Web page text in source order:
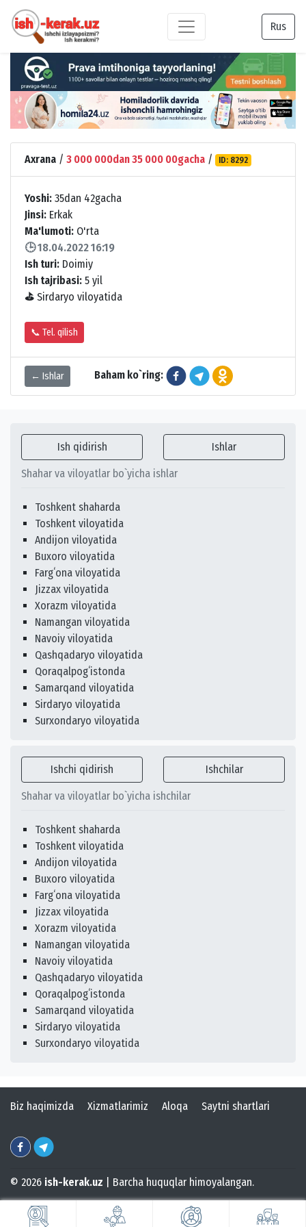
Rus
Axrana / 3 000 000dan 35 000 00gacha / ID: 8292
Yoshi: 35dan 42gacha
Jinsi: Erkak
Ma'lumoti: O'rta
🕒 18.04.2022 16:19
Ish turi: Doimiy
Ish tajribasi: 5 yil
⛳ Sirdaryo viloyatida
📞 Tel. qilish
← Ishlar Baham ko`ring:
Ish qidirish Ishlar
Shahar va viloyatlar bo`yicha ishlar
Toshkent shaharda
Toshkent viloyatida
Andijon viloyatida
Buxoro viloyatida
Fargʻona viloyatida
Jizzax viloyatida
Xorazm viloyatida
Namangan viloyatida
Navoiy viloyatida
Qashqadaryo viloyatida
Qoraqalpogʻistonda
Samarqand viloyatida
Sirdaryo viloyatida
Surxondaryo viloyatida
Ishchi qidirish Ishchilar
Shahar va viloyatlar bo`yicha ishchilar
Toshkent shaharda
Toshkent viloyatida
Andijon viloyatida
Buxoro viloyatida
Fargʻona viloyatida
Jizzax viloyatida
Xorazm viloyatida
Namangan viloyatida
Navoiy viloyatida
Qashqadaryo viloyatida
Qoraqalpogʻistonda
Samarqand viloyatida
Sirdaryo viloyatida
Surxondaryo viloyatida
Biz haqimizda Xizmatlarimiz Aloqa Saytni shartlari
© 2026 ish-kerak.uz | Barcha huquqlar himoyalangan.